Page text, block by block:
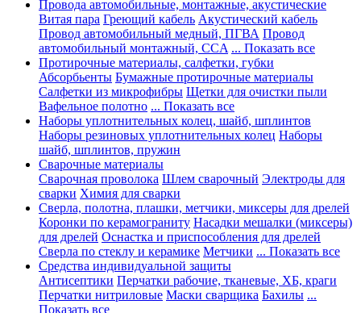
Провода автомобильные, монтажные, акустические
Витая пара Греющий кабель Акустический кабель
Провод автомобильный медный, ПГВА Провод
автомобильный монтажный, CCA ... Показать все
Протирочные материалы, салфетки, губки
Абсорбьенты Бумажные протирочные материалы
Салфетки из микрофибры Щетки для очистки пыли
Вафельное полотно ... Показать все
Наборы уплотнительных колец, шайб, шплинтов
Наборы резиновых уплотнительных колец Наборы
шайб, шплинтов, пружин
Сварочные материалы
Сварочная проволока Шлем сварочный Электроды для
сварки Химия для сварки
Сверла, полотна, плашки, метчики, миксеры для дрелей
Коронки по керамограниту Насадки мешалки (миксеры)
для дрелей Оснастка и приспособления для дрелей
Сверла по стеклу и керамике Метчики ... Показать все
Средства индивидуальной защиты
Антисептики Перчатки рабочие, тканевые, ХБ, краги
Перчатки нитриловые Маски сварщика Бахилы ...
Показать все